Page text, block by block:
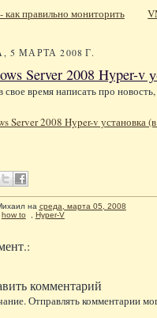
как правильно мониторить
5 МАРТА 2008 Г.
Server 2008 Hyper-v
свое время написать про
Server 2008 Hyper-v установка
на среда, марта 05, 2008
how to Hyper-V
комментарий
Отправлять комментарии